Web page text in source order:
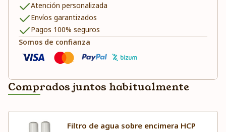
Atención personalizada
Envíos garantizados
Pagos 100% seguros
Somos de confianza
Comprados juntos habitualmente
Filtro de agua sobre encimera HCP